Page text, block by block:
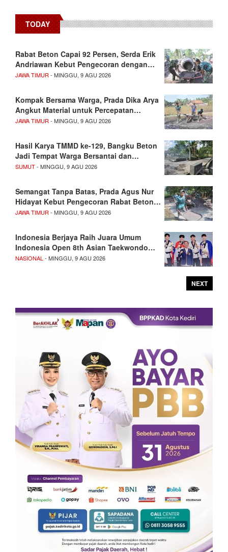
TODAY
Rabat Beton Capai 92 Persen, Serda Erik
Andriawan Kebut Pengecoran dengan…
JAWA TIMUR- MINGGU, 9 AGU 2026
Kompak Bersama Warga, Prada Dika Arya
Angkut Material untuk Percepatan…
JAWA TIMUR- MINGGU, 9 AGU 2026
Hasil Karya TMMD ke-129, Bangku Beton
Jadi Tempat Warga Bersantai dan…
SUMUT- MINGGU, 9 AGU 2026
Semangat Tanpa Batas, Prada Agus Nur
Hidayat Kebut Pengecoran Rabat Beton…
JAWA TIMUR- MINGGU, 9 AGU 2026
Indonesia Berjaya Raih Juara Umum
Indonesia Open 8th Asian Taekwondo…
NASIONAL- MINGGU, 9 AGU 2026
NEXT